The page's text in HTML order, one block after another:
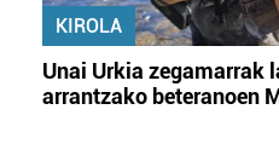
KIROLA
Unai Urkia zegamarrak
arrantzako beteranoen